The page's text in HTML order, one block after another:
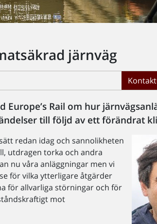
järnväg
Rail om hur
till följd av ett förändrat
redan idag och sannolikheten
utdragen torka och andra
nu våra anläggningar men vi
för vilka ytterligare åtgärder
för allvarliga störningar och för
mot